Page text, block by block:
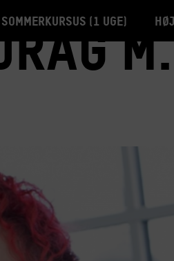
Sommerkursus (1 uge)